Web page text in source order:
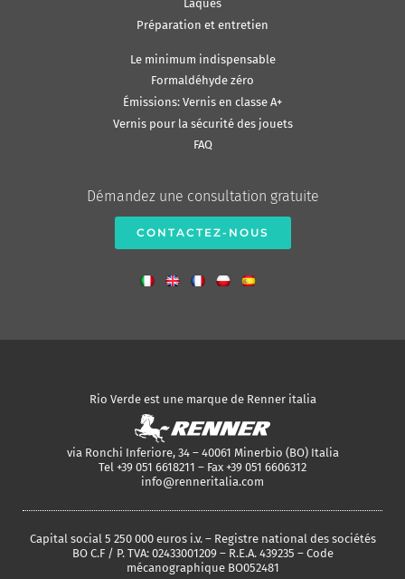
Laques
Préparation et entretien
Le minimum indispensable
Formaldéhyde zéro
Émissions: Vernis en classe A+
Vernis pour la sécurité des jouets
FAQ
Démandez une consultation gratuite
CONTACTEZ-NOUS
Rio Verde est une marque de Renner italia
via Ronchi Inferiore, 34 – 40061 Minerbio (BO) Italia
Tel +39 051 6618211 – Fax +39 051 6606312
info@renneritalia.com
Capital social 5 250 000 euros i.v. – Registre national des sociétés
BO C.F / P. TVA: 02433001209 – R.E.A. 439235 – Code
mécanographique BO052481